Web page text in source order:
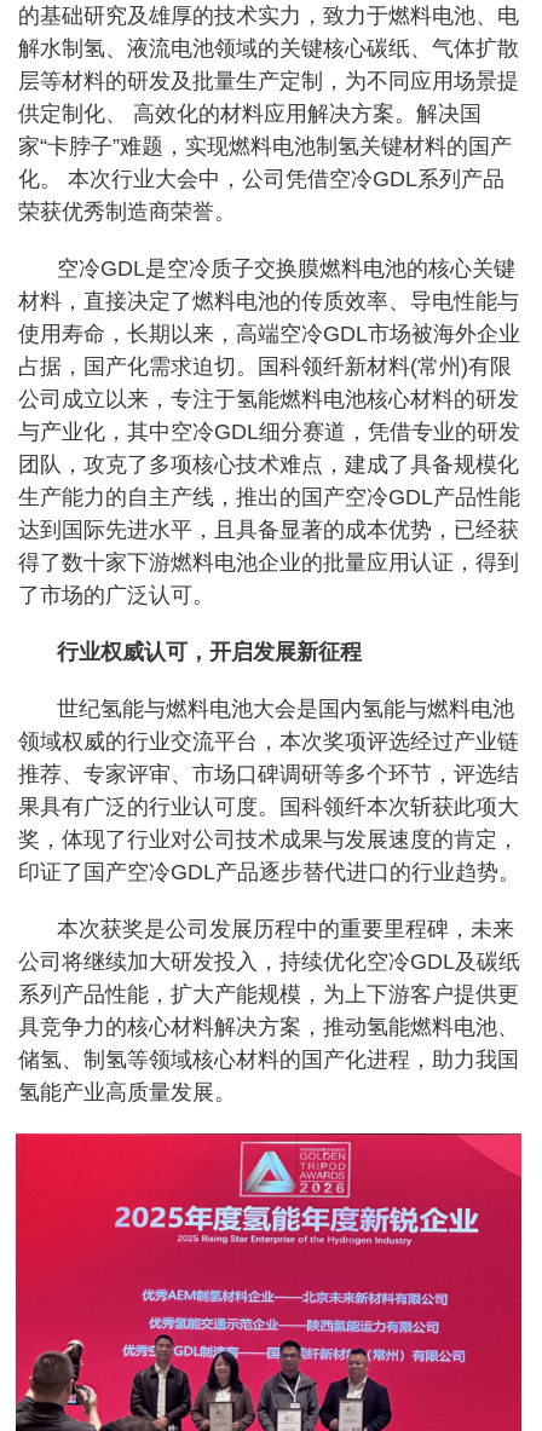
的基础研究及雄厚的技术实力，致力于燃料电池、电
解水制氢、液流电池领域的关键核心碳纸、气体扩散
层等材料的研发及批量生产定制，为不同应用场景提
供定制化、 高效化的材料应用解决方案。解决国
家“卡脖子”难题，实现燃料电池制氢关键材料的国产
化。 本次行业大会中，公司凭借空冷GDL系列产品
荣获优秀制造商荣誉。
空冷GDL是空冷质子交换膜燃料电池的核心关键
材料，直接决定了燃料电池的传质效率、导电性能与
使用寿命，长期以来，高端空冷GDL市场被海外企业
占据，国产化需求迫切。国科领纤新材料(常州)有限
公司成立以来，专注于氢能燃料电池核心材料的研发
与产业化，其中空冷GDL细分赛道，凭借专业的研发
团队，攻克了多项核心技术难点，建成了具备规模化
生产能力的自主产线，推出的国产空冷GDL产品性能
达到国际先进水平，且具备显著的成本优势，已经获
得了数十家下游燃料电池企业的批量应用认证，得到
了市场的广泛认可。
行业权威认可，开启发展新征程
世纪氢能与燃料电池大会是国内氢能与燃料电池
领域权威的行业交流平台，本次奖项评选经过产业链
推荐、专家评审、市场口碑调研等多个环节，评选结
果具有广泛的行业认可度。国科领纤本次斩获此项大
奖，体现了行业对公司技术成果与发展速度的肯定，
印证了国产空冷GDL产品逐步替代进口的行业趋势。
本次获奖是公司发展历程中的重要里程碑，未来
公司将继续加大研发投入，持续优化空冷GDL及碳纸
系列产品性能，扩大产能规模，为上下游客户提供更
具竞争力的核心材料解决方案，推动氢能燃料电池、
储氢、制氢等领域核心材料的国产化进程，助力我国
氢能产业高质量发展。